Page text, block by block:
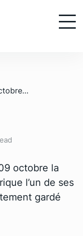
/ Ohouochi Clotilde Yapi : le 09 octobre la CPI s’apprête à rendre à l’Afrique l’un de ses valeureux fils qu’elle a injustement gardé dans ses geôles
octobre la
l’un de ses
gardé